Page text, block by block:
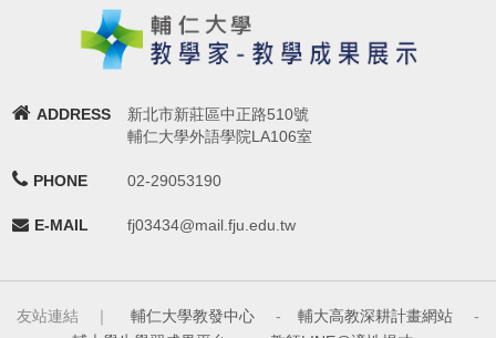
ADDRESS
新北市新莊區中正路510號
輔仁大學外語學院LA106室
PHONE 02-29053190
E-MAIL fj03434@mail.fju.edu.tw
友站連結 ｜ 輔仁大學教發中心 - 輔大高教深耕計畫網站
-